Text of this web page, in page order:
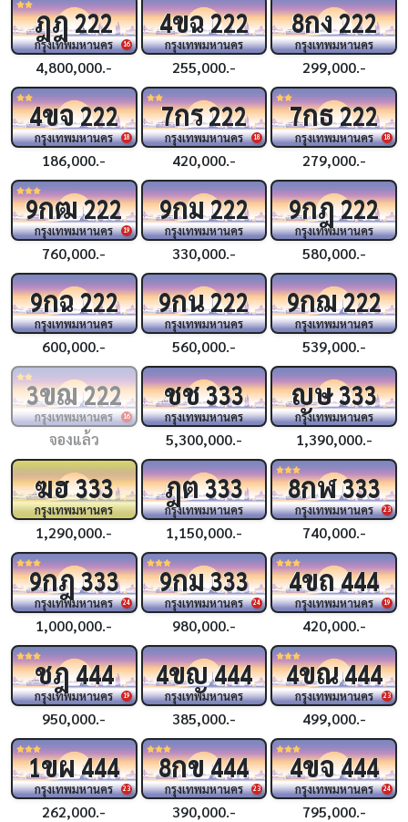
16
ฎฎ222
กรุงเทพมหานคร
4,800,000.-
4ขฉ222
กรุงเทพมหานคร
255,000.-
8กง222
กรุงเทพมหานคร
299,000.-
18
4ขจ222
กรุงเทพมหานคร
186,000.-
18
7กร222
กรุงเทพมหานคร
420,000.-
18
7กธ222
กรุงเทพมหานคร
279,000.-
19
9กฒ222
กรุงเทพมหานคร
760,000.-
9กม222
กรุงเทพมหานคร
330,000.-
9กฎ222
กรุงเทพมหานคร
580,000.-
9กฉ222
กรุงเทพมหานคร
600,000.-
9กน222
กรุงเทพมหานคร
560,000.-
9กฌ222
กรุงเทพมหานคร
539,000.-
16
3ขฌ222
กรุงเทพมหานคร
จองแล้ว
ชช333
กรุงเทพมหานคร
5,300,000.-
ญษ333
กรุงเทพมหานคร
1,390,000.-
ฆฮ333
กรุงเทพมหานคร
1,290,000.-
ฎต333
กรุงเทพมหานคร
1,150,000.-
23
8กฬ333
กรุงเทพมหานคร
740,000.-
24
9กฎ333
กรุงเทพมหานคร
1,000,000.-
24
9กม333
กรุงเทพมหานคร
980,000.-
19
4ขถ444
กรุงเทพมหานคร
420,000.-
19
ชฎ444
กรุงเทพมหานคร
950,000.-
4ขญ444
กรุงเทพมหานคร
385,000.-
23
4ขณ444
กรุงเทพมหานคร
499,000.-
23
1ขผ444
กรุงเทพมหานคร
262,000.-
23
8กข444
กรุงเทพมหานคร
390,000.-
24
4ขจ444
กรุงเทพมหานคร
795,000.-